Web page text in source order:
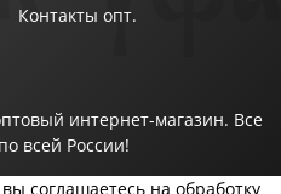
Контакты опт.
интернет-магазин. Все
всей России!
соглашаетесь на обработку